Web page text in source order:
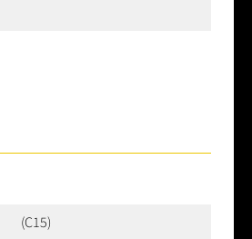
(C15)